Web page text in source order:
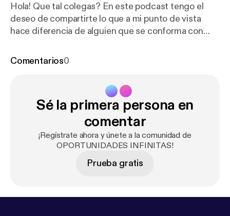
Hola! Que tal colegas? En este podcast tengo el
deseo de compartirte lo que a mi punto de vista
hace diferencia de alguien que se conforma con
este podcast es para ti. si tienes alguna otra
Recuerda que todos mis podcast también los
puedes encontrar como videos en YouTube. Me
puedes encontrar en mis redes sociales como Joel
Villanueva, muchas gracias por verme y formar
parte de esta comunidad, te espero en mi siguiente
notifique cada vez que suba un podcast nuevo.
Comentarios0
Sé la primera persona en
comentar
¡Regístrate ahora y únete a la comunidad de
OPORTUNIDADES INFINITAS!
Prueba gratis